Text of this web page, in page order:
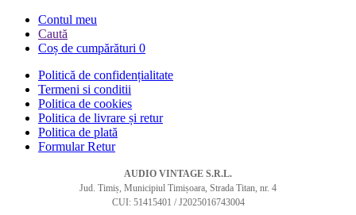
Contul meu
Caută
Coș de cumpărături 0
Politică de confidențialitate
Termeni si conditii
Politica de cookies
Politica de livrare și retur
Politica de plată
Formular Retur
AUDIO VINTAGE S.R.L.
Jud. Timiș, Municipiul Timișoara, Strada Titan, nr. 4
CUI: 51415401 / J2025016743004